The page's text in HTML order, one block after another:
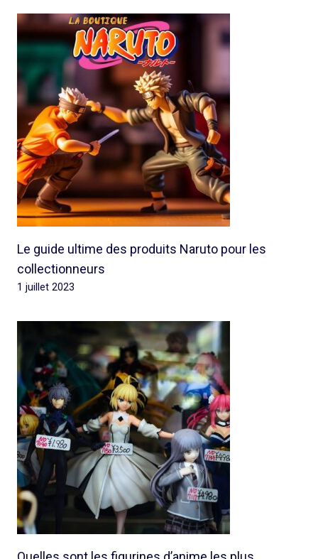
Le guide ultime des produits Naruto pour les
collectionneurs
1 juillet 2023